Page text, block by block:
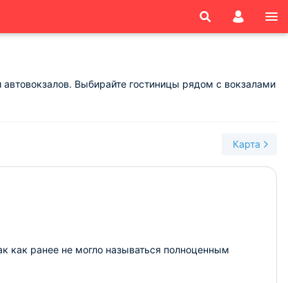
Выбирайте гостиницы рядом с вокзалами
Карта
как ранее не могло называться полноценным